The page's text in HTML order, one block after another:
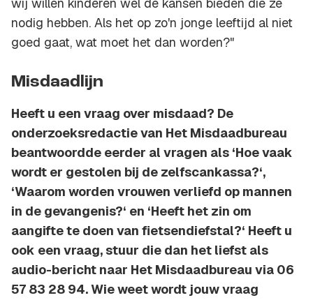
wij willen kinderen wel de kansen bieden die ze
nodig hebben. Als het op zo'n jonge leeftijd al niet
goed gaat, wat moet het dan worden?"
Misdaadlijn
Heeft u een vraag over misdaad? De
onderzoeksredactie van Het Misdaadbureau
beantwoordde eerder al vragen als ‘Hoe vaak
wordt er gestolen bij de zelfscankassa?‘,
‘Waarom worden vrouwen verliefd op mannen
in de gevangenis?‘ en ‘Heeft het zin om
aangifte te doen van fietsendiefstal?‘ Heeft u
ook een vraag, stuur die dan het liefst als
audio-bericht naar Het Misdaadbureau via 06
57 83 28 94. Wie weet wordt jouw vraag